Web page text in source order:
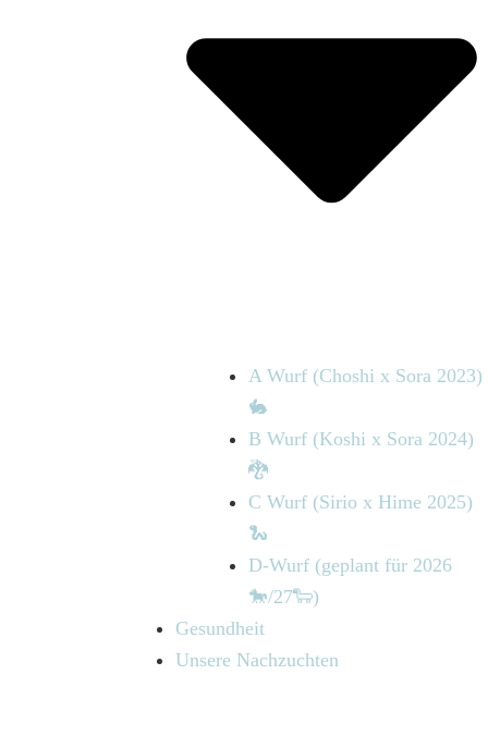
A Wurf (Choshi x Sora 2023)
🐇
B Wurf (Koshi x Sora 2024)
🐉
C Wurf (Sirio x Hime 2025)
🐍
D-Wurf (geplant für 2026
🐎/27🐑)
Gesundheit
Unsere Nachzuchten